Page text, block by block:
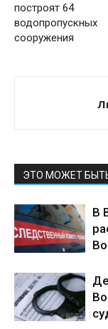
построят 64
водопропускных
сооружения
ЭТО МОЖЕТ
В